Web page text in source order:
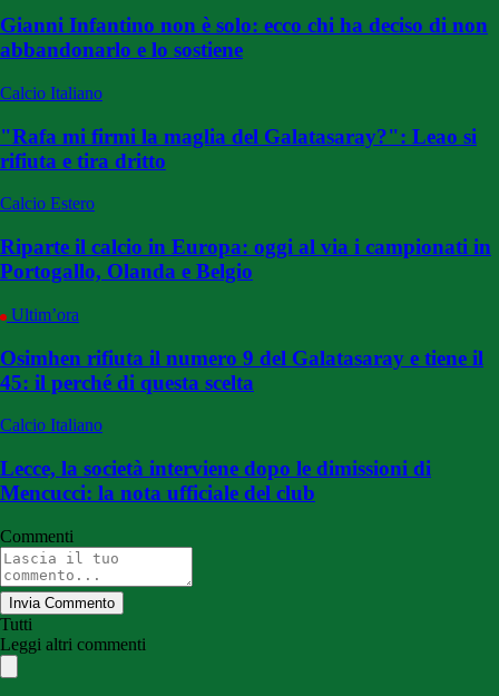
Gianni Infantino non è solo: ecco chi ha deciso di non
abbandonarlo e lo sostiene
Calcio Italiano
"Rafa mi firmi la maglia del Galatasaray?": Leao si
rifiuta e tira dritto
Calcio Estero
Riparte il calcio in Europa: oggi al via i campionati in
Portogallo, Olanda e Belgio
Ultim’ora
Osimhen rifiuta il numero 9 del Galatasaray e tiene il
45: il perché di questa scelta
Calcio Italiano
Lecce, la società interviene dopo le dimissioni di
Mencucci: la nota ufficiale del club
Commenti
Invia Commento
Tutti
Leggi altri commenti